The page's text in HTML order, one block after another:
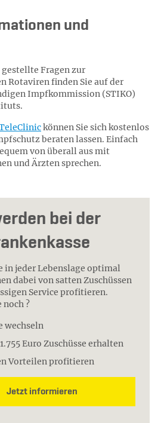
und
Fragen zur
Rotaviren finden Sie auf der
Impfkommission (STIKO)
können Sie sich kostenlos
beraten lassen. Einfach
von überall aus mit
und Ärzten sprechen.
bei der
in jeder Lebenslage optimal
dabei von satten Zuschüssen
Service profitieren.
noch ?
wechseln
Euro Zuschüsse erhalten
Vorteilen profitieren
Jetzt informieren